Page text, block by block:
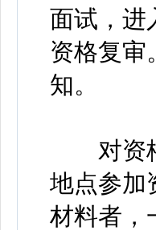
面试，进
资格复审
知。
对资格
地点参加
材料者，